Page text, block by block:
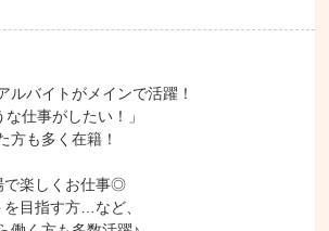
ルバイトがメインで活躍！
仕事がしたい！」
で楽しくお仕事◎
目指す方…など、